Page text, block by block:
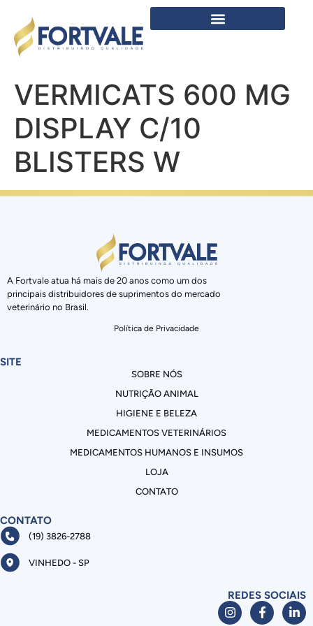
VERMICATS 600 MG
DISPLAY C/10
BLISTERS W
A Fortvale atua há mais de 20 anos como um dos
principais distribuidores de suprimentos do mercado
veterinário no Brasil.
Política de Privacidade
SITE
SOBRE NÓS
NUTRIÇÃO ANIMAL
HIGIENE E BELEZA
MEDICAMENTOS VETERINÁRIOS
MEDICAMENTOS HUMANOS E INSUMOS
LOJA
CONTATO
CONTATO
(19) 3826-2788
VINHEDO - SP
REDES SOCIAIS